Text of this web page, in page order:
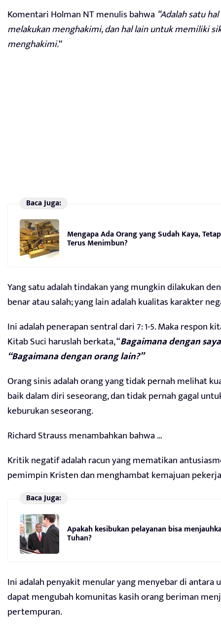
Komentari Holman NT menulis bahwa “Adalah satu
melakukan menghakimi, dan hal lain untuk memiliki
menghakimi.“
Baca Juga:
Mengapa Ada Orang yang Sudah Kaya,
Terus Menimbun?
Yang satu adalah tindakan yang mungkin dilakukan
benar atau salah; yang lain adalah kualitas karakter
Ini adalah penerapan sentral dari 7: 1-5. Maka respon
Kitab Suci haruslah berkata, “Bagaimana dengan
“Bagaimana dengan orang lain?”
Orang sinis adalah orang yang tidak pernah melihat
baik dalam diri seseorang, dan tidak pernah gagal
keburukan seseorang.
Richard Strauss menambahkan bahwa …
Kritik negatif adalah racun yang mematikan
pemimpin Kristen dan menghambat kemajuan
Baca Juga:
Apakah kesibukan pelayanan bisa
Tuhan?
Ini adalah penyakit menular yang menyebar di antara
dapat mengubah komunitas kasih orang beriman
pertempuran.